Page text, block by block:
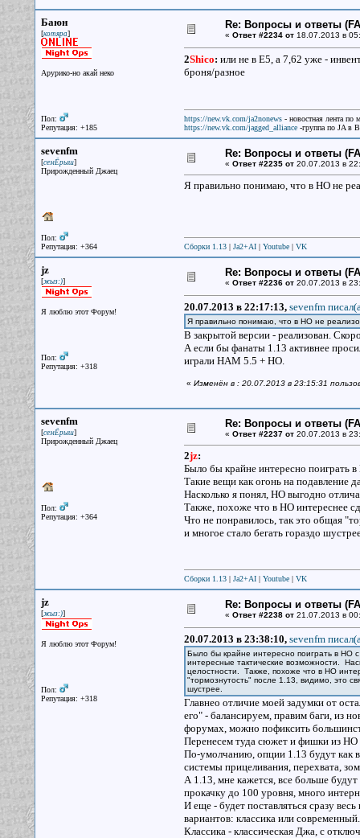
Баюн
[котяра]
Арурико-но акай неко
Пол:
Репутация: +185
Re: Вопросы и ответы
« Ответ #2234 от18.07.2013 в
2Shico: или не в Е5, а 7,62 уже -
броня/разное
https://new.vk.com/ja2nonews- новостная лента по
https://new.vk.com/jagged_alliance-группа по JA в
sevenfm
[семЁрыш]
Прирожденный Джаец
Пол:
Репутация: +364
Re: Вопросы и ответы
« Ответ #2235 от20.07.2013 в
Я правильно понимаю, что в НО не
Сборки 1.13| Ja2+AI| Youtube| VK
jz
[жыз:)]
Я люблю этот Форум!
Пол:
Репутация: +318
Re: Вопросы и ответы
« Ответ #2236 от20.07.2013 в
20.07.2013 в 22:17:13, sevenfm
Я правильно понимаю, что в НО не
В закрытой версии - реализован.
А если бы фанаты 1.13 активнее
играли HAM 5.5 + НО.
« Изменён в : 20.07.2013 в 23:15:31
sevenfm
[семЁрыш]
Прирожденный Джаец
Пол:
Репутация: +364
Re: Вопросы и ответы
« Ответ #2237 от20.07.2013 в
2jz:
Было бы крайне интересно поиграть
Такие вещи как огонь на подавление
Насколько я понял, НО выгодно
Также, похоже что в НО интереснее
Что не понравилось, так это общая
и многое стало бегать гораздо
Сборки 1.13| Ja2+AI| Youtube| VK
jz
[жыз:)]
Я люблю этот Форум!
Пол:
Репутация: +318
Re: Вопросы и ответы
« Ответ #2238 от21.07.2013 в
20.07.2013 в 23:38:10, sevenfm
Было бы крайне интересно поиграть в НО
интересные тактические возможности.
целостности. Также, похоже что в НО
"тормознутость" после 1.13, видимо, это
шустрее.
Главнео отличие моей задумки от
его" - балансируем, правим баги, из
форумах, можно пофиксить
Перенесем туда сюжет и фишки из НО
По-умолчанию, опции 1.13 будут как
системы прицеливания, перехвата,
А 1.13, мне кажется, все больше
прокачку до 100 уровня, много
И еще - будет поставляться сразу
вариантов: классика или
Классика - классическая Джа, с